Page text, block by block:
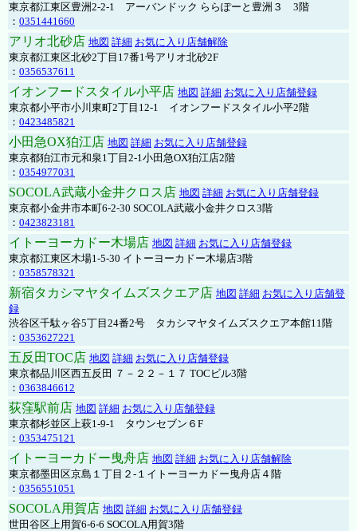
東京都江東区豊洲2-2-1 アーバンドック ららぽーと豊洲３ 3階
： 0351441660
アリオ北砂店 地図 詳細 お気に入り店舗解除
東京都江東区北砂2丁目17番1号アリオ北砂2F
： 0356537611
イオンフードスタイル小平店 地図 詳細 お気に入り店舗登録
東京都小平市小川東町2丁目12-1 イオンフードスタイル小平2階
： 0423485821
小田急OX狛江店 地図 詳細 お気に入り店舗登録
東京都狛江市元和泉1丁目2-1小田急OX狛江店2階
： 0354977031
SOCOLA武蔵小金井クロス店 地図 詳細 お気に入り店舗登録
東京都小金井市本町6-2-30 SOCOLA武蔵小金井クロス3階
： 0423823181
イトーヨーカドー木場店 地図 詳細 お気に入り店舗登録
東京都江東区木場1-5-30 イトーヨーカドー木場店3階
： 0358578321
新宿タカシマヤタイムズスクエア店 地図 詳細 お気に入り店舗登
録
渋谷区千駄ヶ谷5丁目24番2号 タカシマヤタイムズスクエア本館11階
： 0353627221
五反田TOC店 地図 詳細 お気に入り店舗登録
東京都品川区西五反田 ７－２２－１７ TOCビル3階
： 0363846612
荻窪駅前店 地図 詳細 お気に入り店舗登録
東京都杉並区上萩1-9-1 タウンセブン６F
： 0353475121
イトーヨーカドー曳舟店 地図 詳細 お気に入り店舗解除
東京都墨田区京島１丁目２-１イトーヨーカドー曳舟店４階
： 0356551051
SOCOLA用賀店 地図 詳細 お気に入り店舗登録
世田谷区上用賀6-6-6 SOCOLA用賀3階